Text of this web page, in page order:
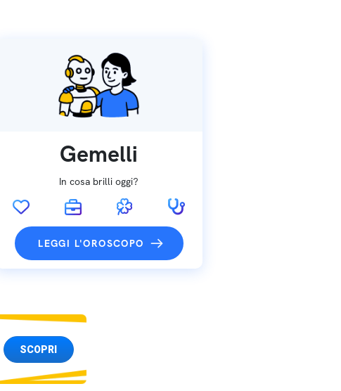
Gemelli
In cosa brilli oggi?
LEGGI L'OROSCOPO
SCOPRI